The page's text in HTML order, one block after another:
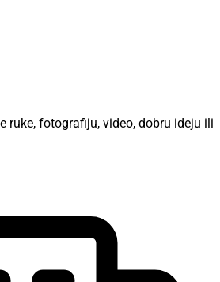
ruke, fotografiju, video, dobru ideju ili